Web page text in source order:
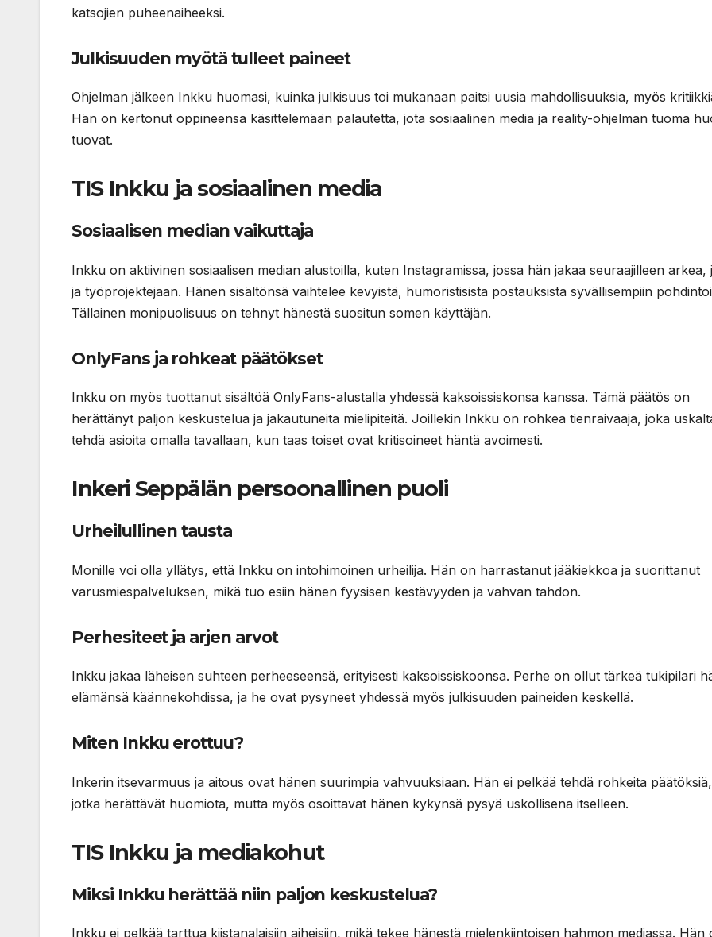
katsojien puheenaiheeksi.
Julkisuuden myötä tulleet paineet
Ohjelman jälkeen Inkku huomasi, kuinka julkisuus toi mukanaan paitsi uusia mahdollisuuksia, myös
Hän on kertonut oppineensa käsittelemään palautetta, jota sosiaalinen media ja reality-ohjelman tuoma
tuovat.
TIS Inkku ja sosiaalinen media
Sosiaalisen median vaikuttaja
Inkku on aktiivinen sosiaalisen median alustoilla, kuten Instagramissa, jossa hän jakaa seuraajilleen arkea,
ja työprojektejaan. Hänen sisältönsä vaihtelee kevyistä, humoristisista postauksista syvällisempiin
Tällainen monipuolisuus on tehnyt hänestä suositun somen käyttäjän.
OnlyFans ja rohkeat päätökset
Inkku on myös tuottanut sisältöä OnlyFans-alustalla yhdessä kaksoissiskonsa kanssa. Tämä päätös on
herättänyt paljon keskustelua ja jakautuneita mielipiteitä. Joillekin Inkku on rohkea tienraivaaja, joka
tehdä asioita omalla tavallaan, kun taas toiset ovat kritisoineet häntä avoimesti.
Inkeri Seppälän persoonallinen puoli
Urheilullinen tausta
Monille voi olla yllätys, että Inkku on intohimoinen urheilija. Hän on harrastanut jääkiekkoa ja suorittanut
varusmiespalveluksen, mikä tuo esiin hänen fyysisen kestävyyden ja vahvan tahdon.
Perhesiteet ja arjen arvot
Inkku jakaa läheisen suhteen perheeseensä, erityisesti kaksoissiskoonsa. Perhe on ollut tärkeä tukipilari
elämänsä käännekohdissa, ja he ovat pysyneet yhdessä myös julkisuuden paineiden keskellä.
Miten Inkku erottuu?
Inkerin itsevarmuus ja aitous ovat hänen suurimpia vahvuuksiaan. Hän ei pelkää tehdä rohkeita päätöksiä,
jotka herättävät huomiota, mutta myös osoittavat hänen kykynsä pysyä uskollisena itselleen.
TIS Inkku ja mediakohut
Miksi Inkku herättää niin paljon keskustelua?
Inkku ei pelkää tarttua kiistanalaisiin aiheisiin, mikä tekee hänestä mielenkiintoisen hahmon mediassa. Hän